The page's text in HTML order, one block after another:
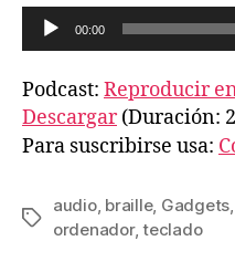
e
p
r
o
c
00:00
Podcast: Reproducir
Descargar(Duración:
Para suscribirse usa:
Etiquetas
audio, braille, Gadgets
ordenador,teclado